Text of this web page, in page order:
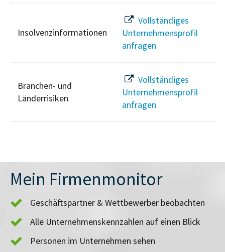
Insolvenzinformationen
Vollständiges
Unternehmensprofil
anfragen
Branchen- und
Länderrisiken
Vollständiges
Unternehmensprofil
anfragen
Mein Firmenmonitor
Geschäftspartner & Wettbewerber beobachten
Alle Unternehmenskennzahlen auf einen Blick
Personen im Unternehmen sehen